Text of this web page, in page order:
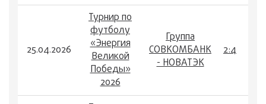
25.04.2026
Турнир по
футболу
«Энергия
Великой
Победы»
2026
Группа
СОВКОМБАНК
- НОВАТЭК
2:4